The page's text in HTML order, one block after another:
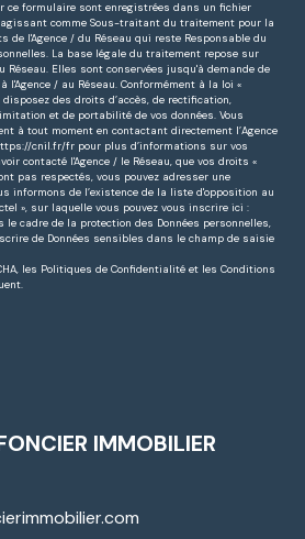
ce formulaire sont enregistrées dans un fichier
comme Sous-traitant du traitement pour la
de l'Agence / du Réseau qui reste Responsable du
La base légale du traitement repose sur
Réseau. Elles sont conservées jusqu'à demande de
/ au Réseau. Conformément à la loi «
des droits d’accès, de rectification,
et de portabilité de vos données. Vous
à tout moment en contactant directement l’Agence
cnil.fr/fr pour plus d’informations sur vos
contacté l'Agence / le Réseau, que vos droits «
pas respectés, vous pouvez adresser une
informons de l’existence de la liste d'opposition au
», sur laquelle vous pouvez vous inscrire ici :
le cadre de la protection des Données personnelles,
de Données sensibles dans le champ de saisie
les Politiques de Confidentialité et les Conditions
IMMOBILIER